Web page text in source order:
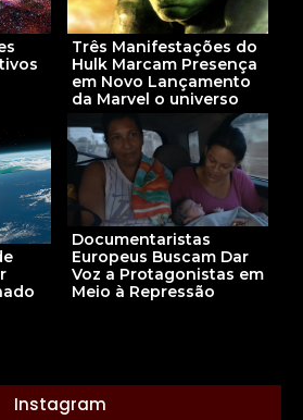
Três Manifestações do
Hulk Marcam Presença
em Novo Lançamento
da Marvel o universo
Documentaristas
Europeus Buscam Dar
Voz a Protagonistas em
Meio à Repressão
Instagram